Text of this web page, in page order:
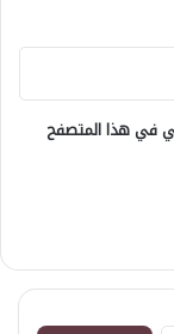
في هذا المتصفح